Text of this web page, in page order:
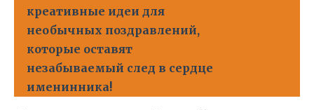
креативные идеи для
необычных поздравлений,
которые оставят
незабываемый след в сердце
именинника!